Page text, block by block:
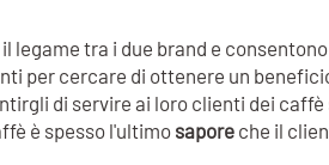
tra i due brand e
per cercare di ottenere un
di servire ai loro clienti dei
è spesso l'ultimo sapore che il